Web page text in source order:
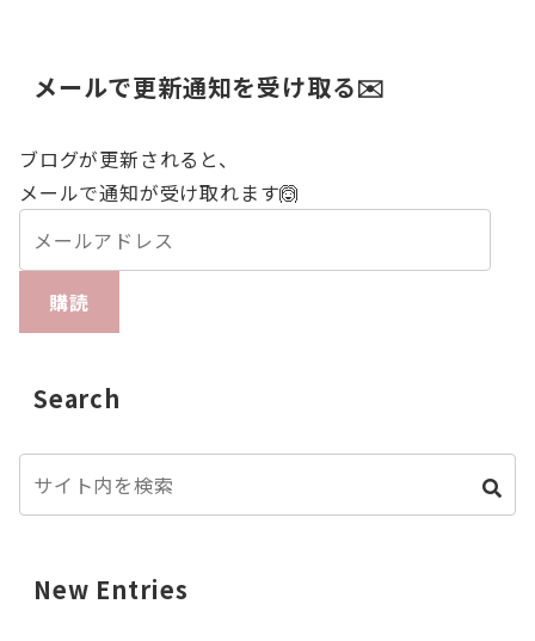
メールで更新通知を受け取る✉️
ブログが更新されると、
メールで通知が受け取れます🙆
購読
Search
New Entries